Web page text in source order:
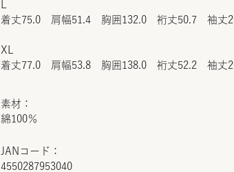
JANコード：
4550287953040
着丈75.0 肩幅51.4 胸囲132.0 裄丈50.7 袖丈
XL
着丈77.0 肩幅53.8 胸囲138.0 裄丈52.2 袖丈
素材：
綿100％